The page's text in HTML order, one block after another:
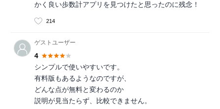
かく良い歩数計アプリを見つけたと思ったのに残念！
214
ゲストユーザー
4
シンプルで使いやすいです。
有料版もあるようなのですが、
どんな点が無料と変わるのか
説明が見当たらず、比較できません。